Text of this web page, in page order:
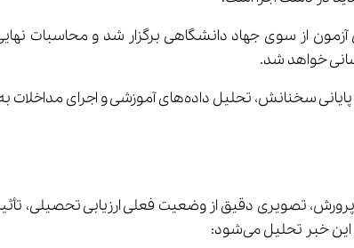
را کلید ارتقای کیفیت تحصیلی دانش‌آموزان دانست.